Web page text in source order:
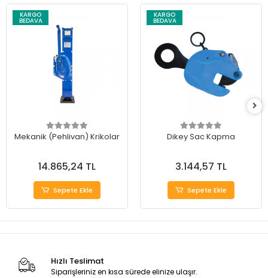
KARGO
BEDAVA
Mekanik (Pehlivan) Krikolar
14.865,24 TL
Sepete Ekle
KARGO
BEDAVA
Dikey Sac Kapma
3.144,57 TL
Sepete Ekle
Hızlı Teslimat
Siparişleriniz en kısa sürede elinize ulaşır.